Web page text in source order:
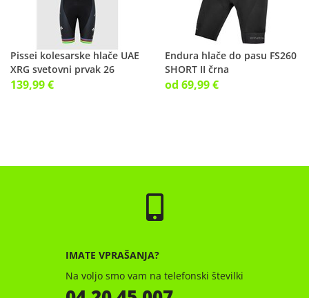
Pissei kolesarske hlače UAE
XRG svetovni prvak 26
139,99 €
Endura hlače do pasu FS260
SHORT II črna
od 69,99 €
IMATE VPRAŠANJA?
Na voljo smo vam na telefonski številki